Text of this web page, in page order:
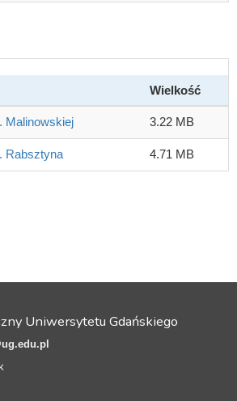
Wielkość
Malinowskiej 3.22 MB
Rabsztyna 4.71 MB
Uniwersytetu Gdańskiego